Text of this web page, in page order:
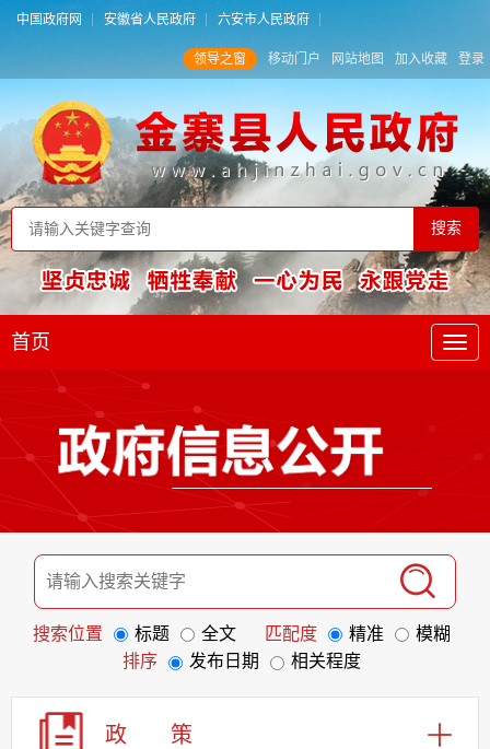
中国政府网 安徽省人民政府 六安市人民政府
领导之窗 移动门户 网站地图 加入收藏 登录
首页
搜索位置 标题 全文 匹配度 精准
模糊
排序
发布日期 相关程度
政 策